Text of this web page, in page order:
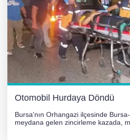
Otomobil Hurdaya Döndü
Bursa'nın Orhangazi ilçesinde
meydana gelen zincirleme kazada,